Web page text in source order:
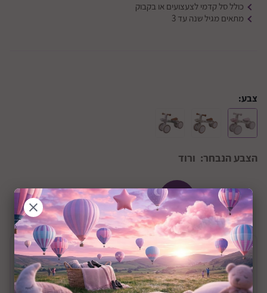
כולל סל קדמי לצעצועים או בקבוק
מתאים מגיל שנה עד 3
צבע:
הצבע הנבחר: ורוד
+24M שיתוף:
תיאור המוצר
הבימבה הראשונה שלי דגם Quatro Mini Rider